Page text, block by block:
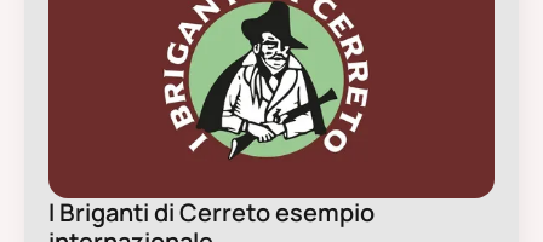
I Briganti di Cerreto esempio